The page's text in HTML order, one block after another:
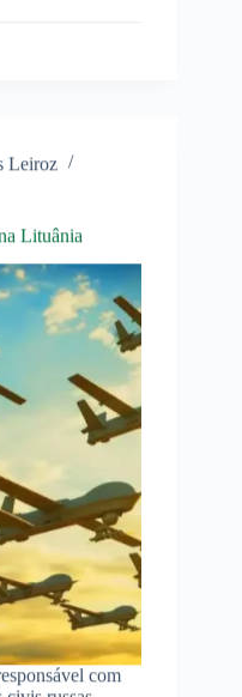
Leiroz
Lituânia
com